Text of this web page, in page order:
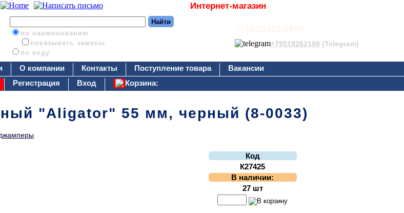
Интернет-магазин
по наименованию
показывать замены
по коду
+7 (342) 212-54-00
+79519262106 (Telegram)
О компании Контакты Поступление товара
Вакансии
Регистрация Вход
Корзина:
"Aligator" 55 мм, черный (8-0033)
Код
К27425
В наличии:
27 шт